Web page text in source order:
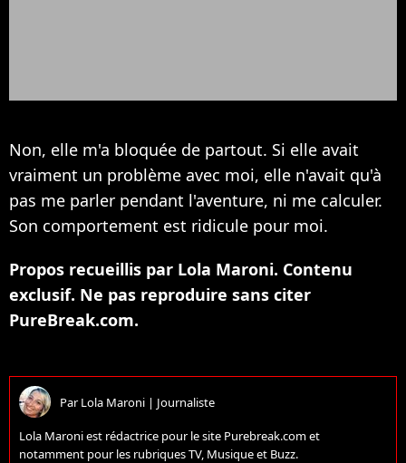
Non, elle m'a bloquée de partout. Si elle avait
vraiment un problème avec moi, elle n'avait qu'à
pas me parler pendant l'aventure, ni me calculer.
Son comportement est ridicule pour moi.
Propos recueillis par Lola Maroni. Contenu
exclusif. Ne pas reproduire sans citer
PureBreak.com.
ParLola Maroni | Journaliste
Lola Maroni est rédactrice pour le site Purebreak.com et
notamment pour les rubriques TV, Musique et Buzz.